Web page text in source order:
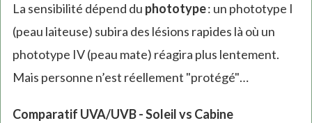
La sensibilité dépend du phototype: un phototype I
(peau laiteuse) subira des lésions rapides là où un
phototype IV (peau mate) réagira plus lentement.
Mais personne n’est réellement "protégé"…
Comparatif UVA/UVB - Soleil vs Cabine